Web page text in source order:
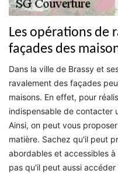
Les opérations de
façades des
Dans la ville de Brassy et
ravalement des façades
maisons. En effet, pour
indispensable de contacter
Ainsi, on peut vous
matière. Sachez qu'il peut
abordables et accessibles
pas qu'il peut aussi